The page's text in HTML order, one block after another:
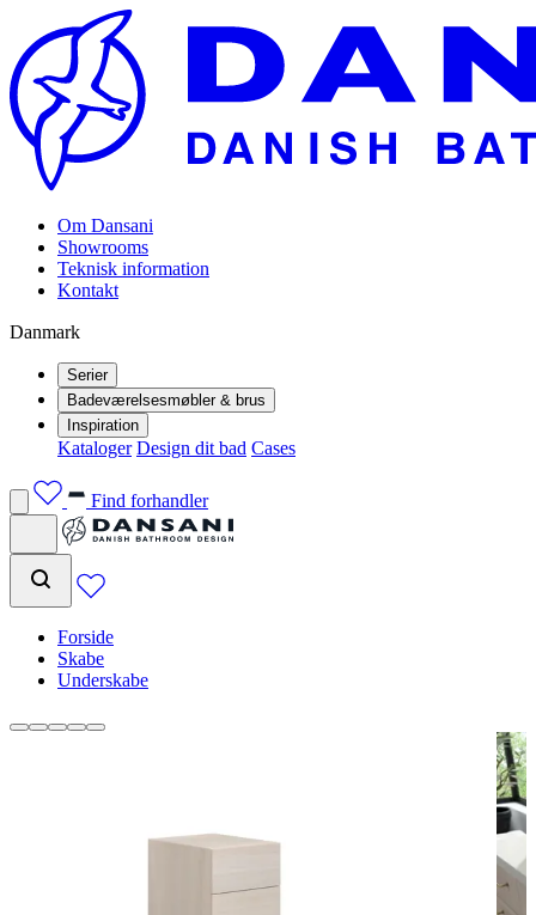
Om Dansani
Showrooms
Teknisk information
Kontakt
Danmark
Serier
Badeværelsesmøbler & brus
Inspiration
Kataloger Design dit bad Cases
Find forhandler
Forside
Skabe
Underskabe